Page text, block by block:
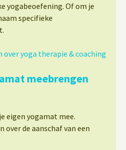
yogabeoefening. Of om je
specifieke
over yoga therapie & coaching
meebrengen
eigen yogamat mee.
over de aanschaf van een